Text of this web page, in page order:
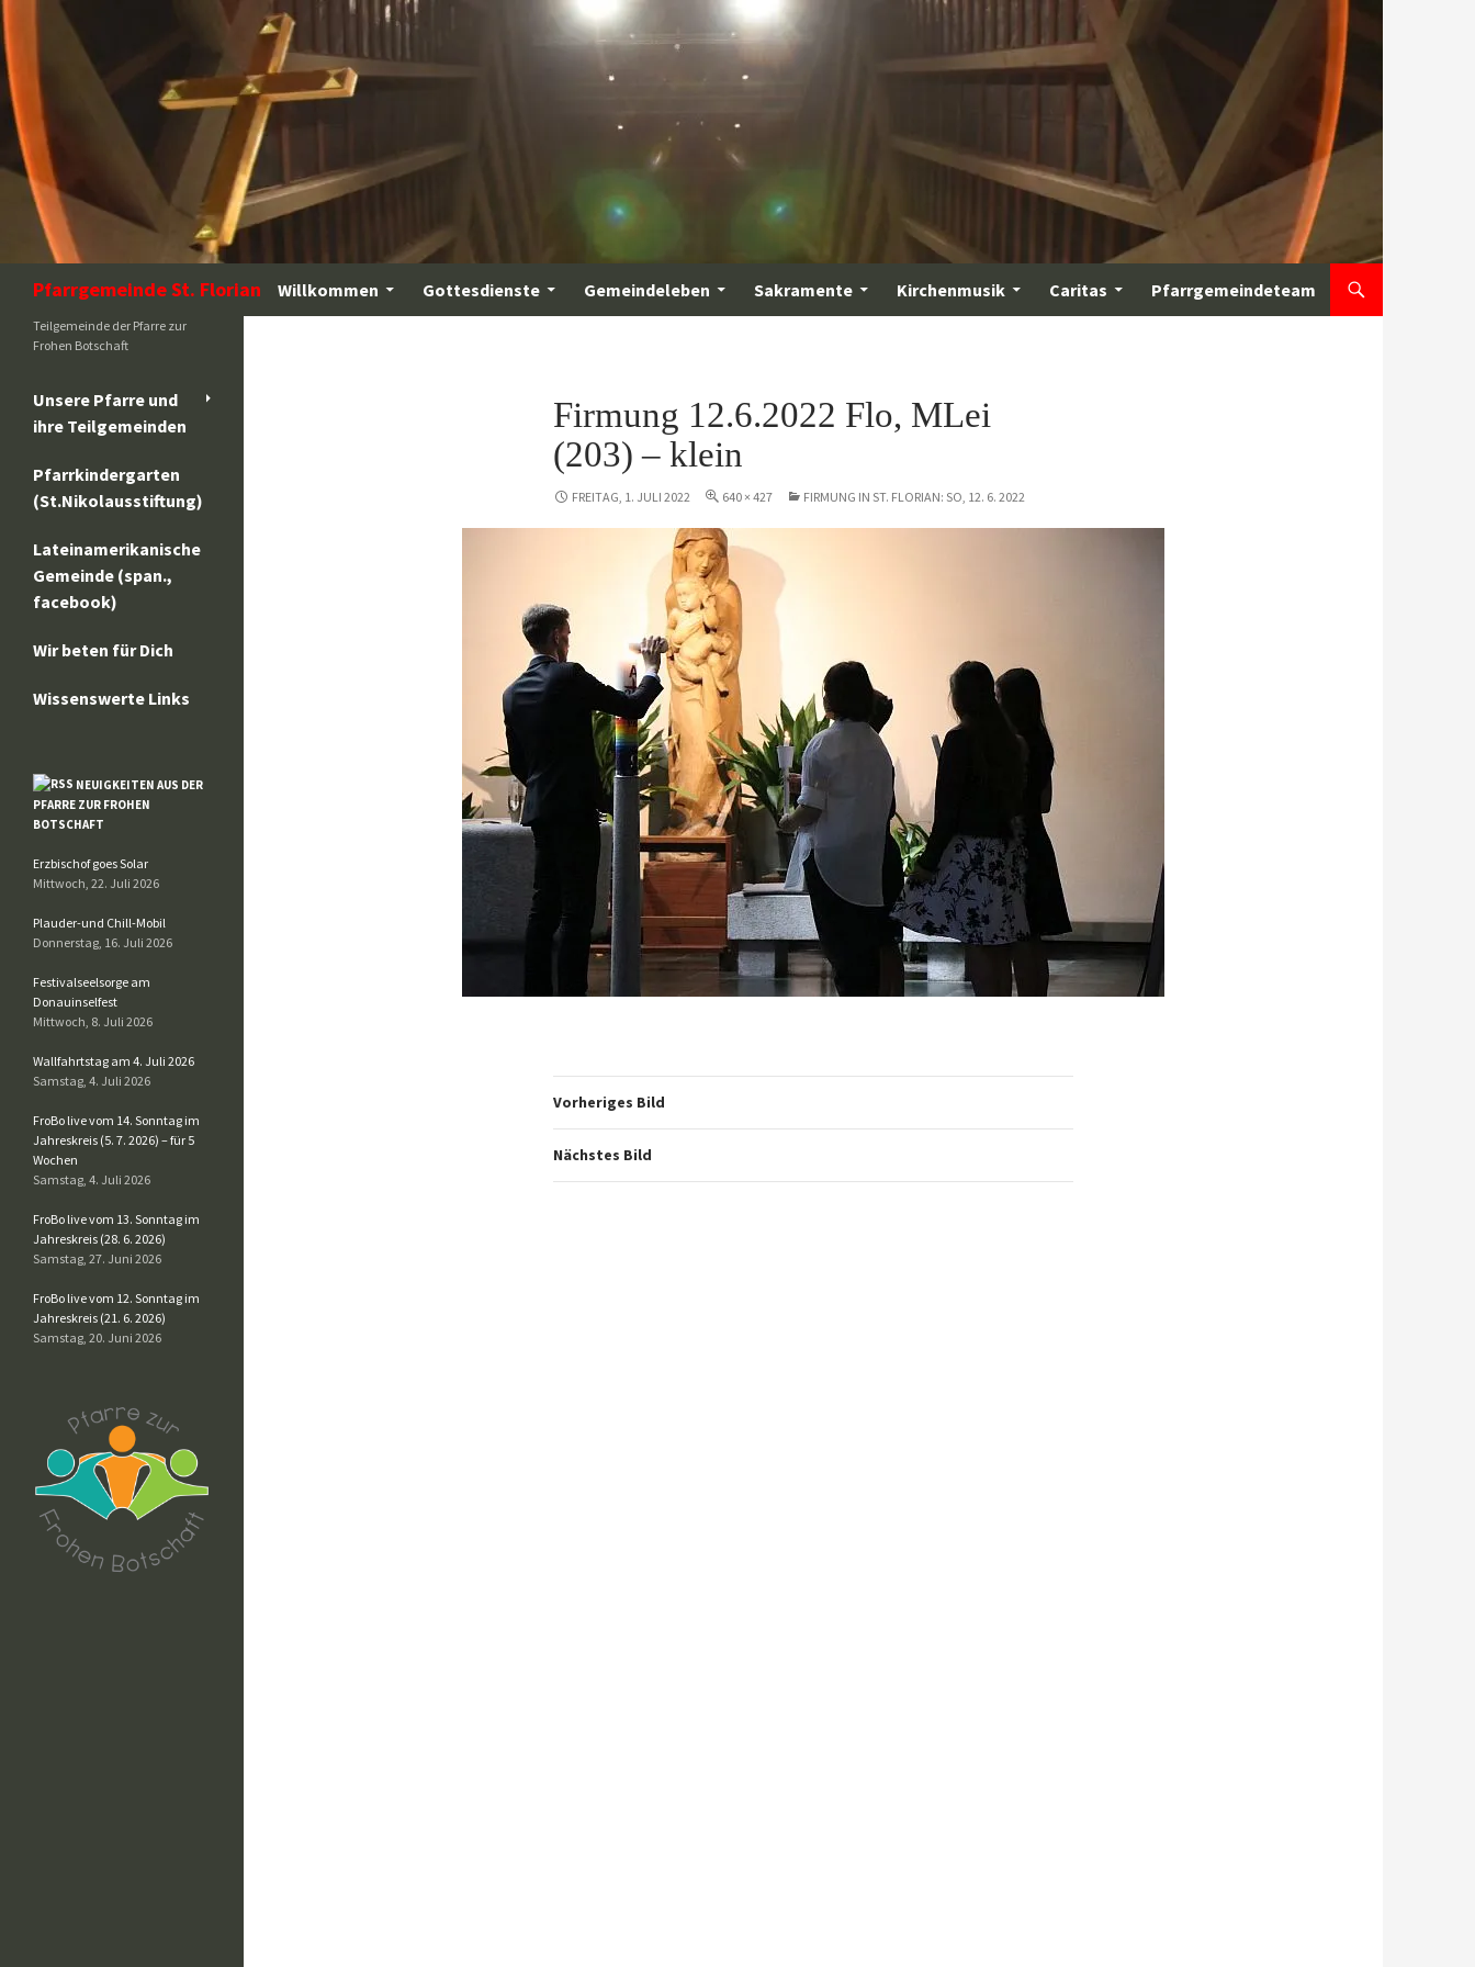
Zum
Inhalt
springen
Pfarrgemeinde St. Florian Willkommen Gottesdienste Gemeindeleben Sakramente Kirchenmusik Caritas Pfarrgemeindeteam
Firmung 12.6.2022 Flo, MLei
(203) – klein
FREITAG, 1. JULI 2022 640 × 427 FIRMUNG IN ST. FLORIAN: SO, 12. 6. 2022
Vorheriges Bild
Nächstes Bild
Teilgemeinde der Pfarre zur
Frohen Botschaft
Unsere Pfarre und
ihre Teilgemeinden
Pfarrkindergarten
(St.Nikolausstiftung)
Lateinamerikanische
Gemeinde (span.,
facebook)
Wir beten für Dich
Wissenswerte Links
NEUIGKEITEN AUS DER
PFARRE ZUR FROHEN
BOTSCHAFT
Erzbischof goes Solar
Mittwoch, 22. Juli 2026
Plauder-und Chill-Mobil
Donnerstag, 16. Juli 2026
Festivalseelsorge am
Donauinselfest
Mittwoch, 8. Juli 2026
Wallfahrtstag am 4. Juli 2026
Samstag, 4. Juli 2026
FroBo live vom 14. Sonntag im
Jahreskreis (5. 7. 2026) – für 5
Wochen
Samstag, 4. Juli 2026
FroBo live vom 13. Sonntag im
Jahreskreis (28. 6. 2026)
Samstag, 27. Juni 2026
FroBo live vom 12. Sonntag im
Jahreskreis (21. 6. 2026)
Samstag, 20. Juni 2026